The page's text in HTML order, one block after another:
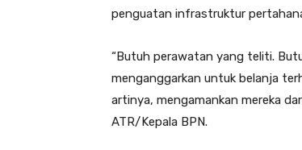
penguatan infrastruktur
“Butuh perawatan yang teliti.
menganggarkan untuk belanja
artinya, mengamankan mereka
ATR/Kepala BPN.